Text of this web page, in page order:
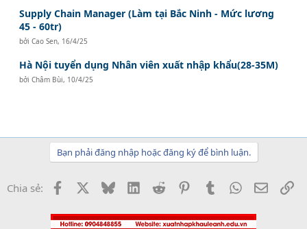
Supply Chain Manager (Làm tại Bắc Ninh - Mức lương
45 - 60tr)
bởiCao Sen, 16/4/25
Hà Nội tuyển dụng Nhân viên xuất nhập khẩu(28-35M)
bởiChâm Bùi, 10/4/25
Bạn phải đăng nhập hoặc đăng ký để bình luận.
Chia sẻ: Facebook BlueskyLinkedInReddit PinterestTumblrWhatsApp
Email